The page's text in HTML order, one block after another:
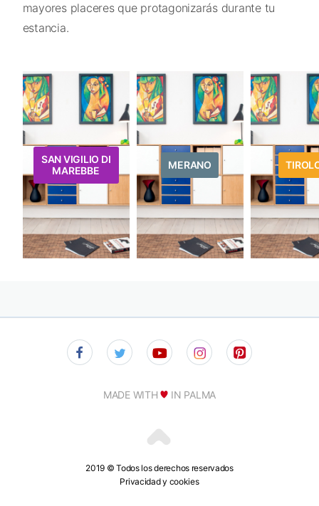
mayores placeres que protagonizarás durante tu
estancia.
SAN VIGILIO DI
MAREBBE
MERANO
2019 © Todos los derechos reservados
Privacidad y cookies
MADE WITH IN PALMA